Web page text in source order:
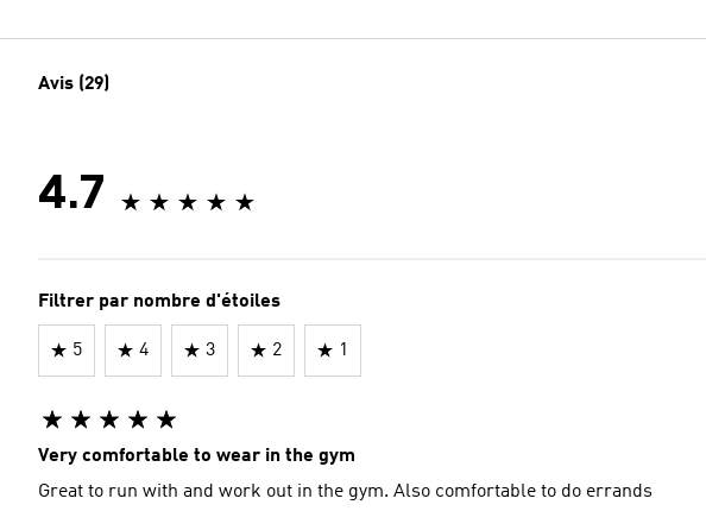
Avis (29)
4.7
Filtrer par nombre d'étoiles
5 4 3 2 1
Very comfortable to wear in the gym
Great to run with and work out in the gym. Also comfortable to do errands